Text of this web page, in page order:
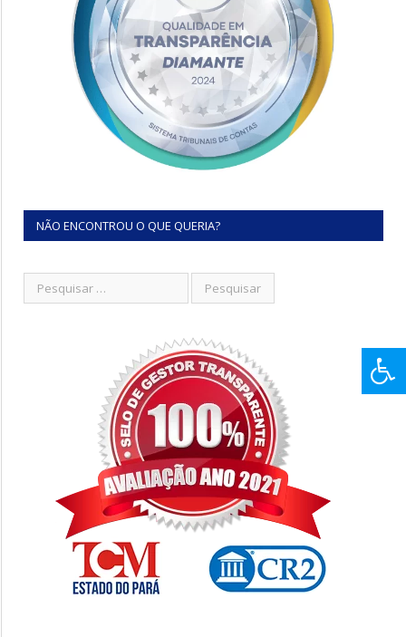
NÃO ENCONTROU O QUE QUERIA?